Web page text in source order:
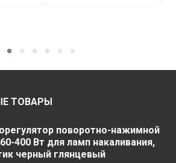
ТОВАРЫ
поворотно-нажимной
400 Вт для ламп накаливания,
черный глянцевый